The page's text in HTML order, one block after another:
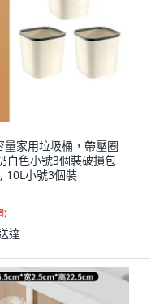
量家用垃圾桶，帶壓圈
白色小號3個裝破損包
10L小號3個裝
)
達